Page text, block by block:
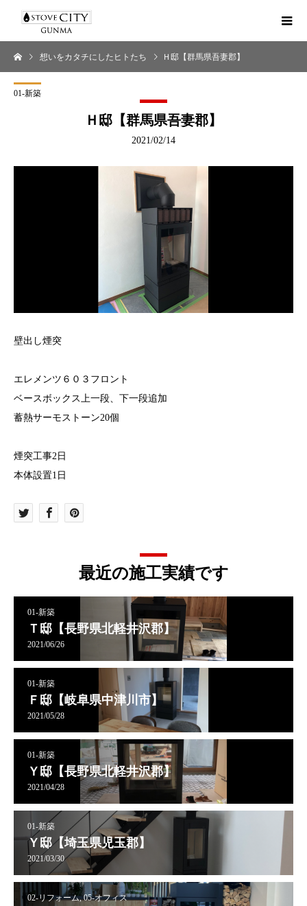
想いをカタチにしたヒトたち Ｈ邸【群馬県吾妻郡】
01-新築
Ｈ邸【群馬県吾妻郡】
2021/02/14
壁出し煙突
エレメンツ６０３フロント
ベースボックス上一段、下一段追加
蓄熱サーモストーン20個
煙突工事2日
本体設置1日
最近の施工実績です
01-新築
Ｔ邸【長野県北軽井沢郡】
2021/06/26
01-新築
Ｆ邸【岐阜県中津川市】
2021/05/28
01-新築
Ｙ邸【長野県北軽井沢郡】
2021/04/28
01-新築
Ｙ邸【埼玉県児玉郡】
2021/03/30
02-リフォーム, 05-オフィス